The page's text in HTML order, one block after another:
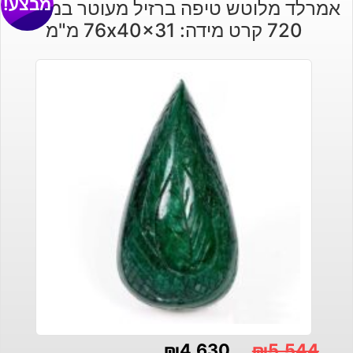
היה:
הוא:
₪140.
אמרלד מלוטש טיפה ברזיל מעוטר במשקל:
720 קרט מידה: 76x40x31 מ"מ
מבצע!